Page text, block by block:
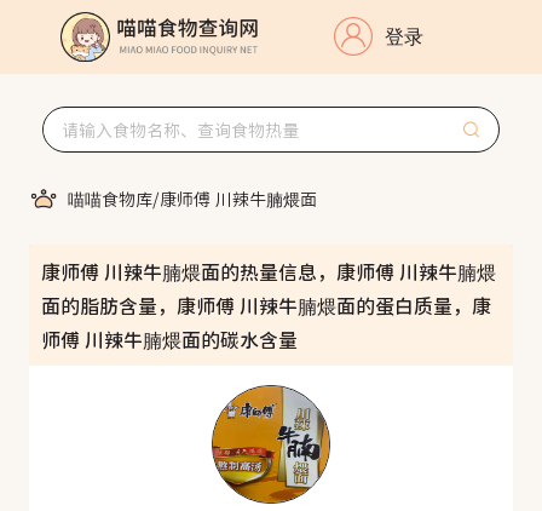
登录
喵喵食物库/康师傅 川辣牛腩煨面
康师傅 川辣牛腩煨面的热量信息，康师傅 川辣牛腩煨
面的脂肪含量，康师傅 川辣牛腩煨面的蛋白质量，康
师傅 川辣牛腩煨面的碳水含量